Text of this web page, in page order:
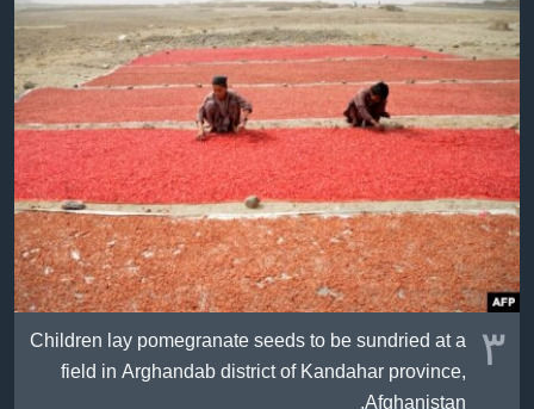
٣ Children lay pomegranate seeds to be sundried at a
field in Arghandab district of Kandahar province,